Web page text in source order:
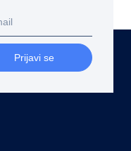
Prijavi se